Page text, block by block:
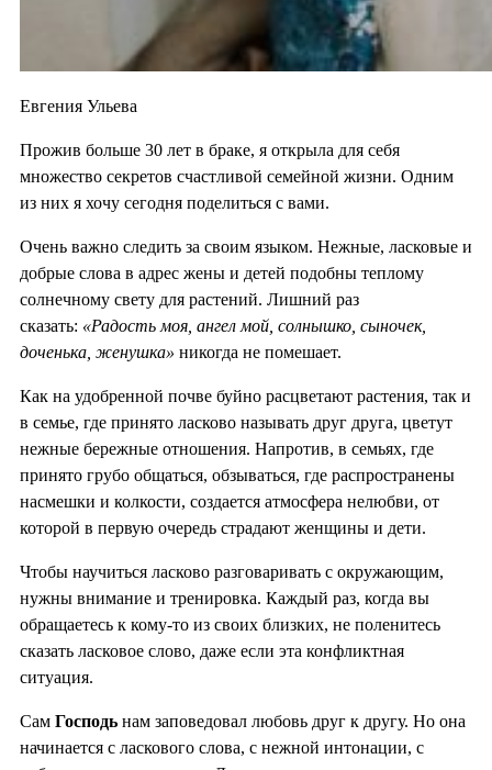
Евгения Ульева
Прожив больше 30 лет в браке, я открыла для себя
множество секретов счастливой семейной жизни. Одним
из них я хочу сегодня поделиться с вами.
Очень важно следить за своим языком. Нежные, ласковые и
добрые слова в адрес жены и детей подобны теплому
солнечному свету для растений. Лишний раз
сказать: «Радость моя, ангел мой, солнышко, сыночек,
доченька, женушка» никогда не помешает.
Как на удобренной почве буйно расцветают растения, так и
в семье, где принято ласково называть друг друга, цветут
нежные бережные отношения. Напротив, в семьях, где
принято грубо общаться, обзываться, где распространены
насмешки и колкости, создается атмосфера нелюбви, от
которой в первую очередь страдают женщины и дети.
Чтобы научиться ласково разговаривать с окружающим,
нужны внимание и тренировка. Каждый раз, когда вы
обращаетесь к кому-то из своих близких, не поленитесь
сказать ласковое слово, даже если эта конфликтная
ситуация.
Сам Господь нам заповедовал любовь друг к другу. Но она
начинается с ласкового слова, с нежной интонации, с